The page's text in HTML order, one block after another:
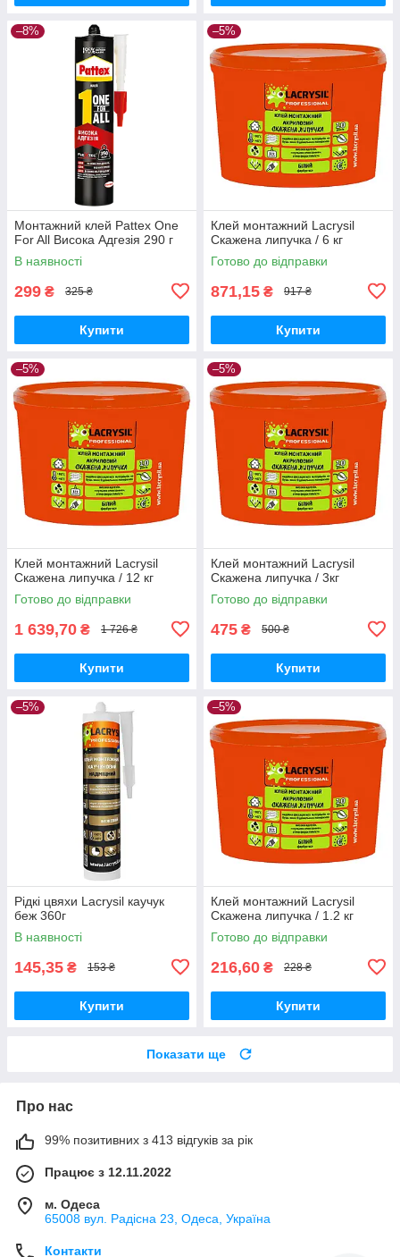
–8%
Монтажний клей Pattex One
For All Висока Адгезія 290 г
В наявності
299 ₴ 325 ₴
Купити
–5%
Клей монтажний Lacrysil
Скажена липучка / 6 кг
Готово до відправки
871,15 ₴ 917 ₴
Купити
–5%
Клей монтажний Lacrysil
Скажена липучка / 12 кг
Готово до відправки
1 639,70 ₴ 1 726 ₴
Купити
–5%
Клей монтажний Lacrysil
Скажена липучка / 3кг
Готово до відправки
475 ₴ 500 ₴
Купити
–5%
Рідкі цвяхи Lacrysil каучук
беж 360г
В наявності
145,35 ₴ 153 ₴
Купити
–5%
Клей монтажний Lacrysil
Скажена липучка / 1.2 кг
Готово до відправки
216,60 ₴ 228 ₴
Купити
Показати ще
Про нас
99% позитивних з 413 відгуків за рік
Працює з 12.11.2022
м. Одеса
65008 вул. Радісна 23, Одеса, Україна
Контакти